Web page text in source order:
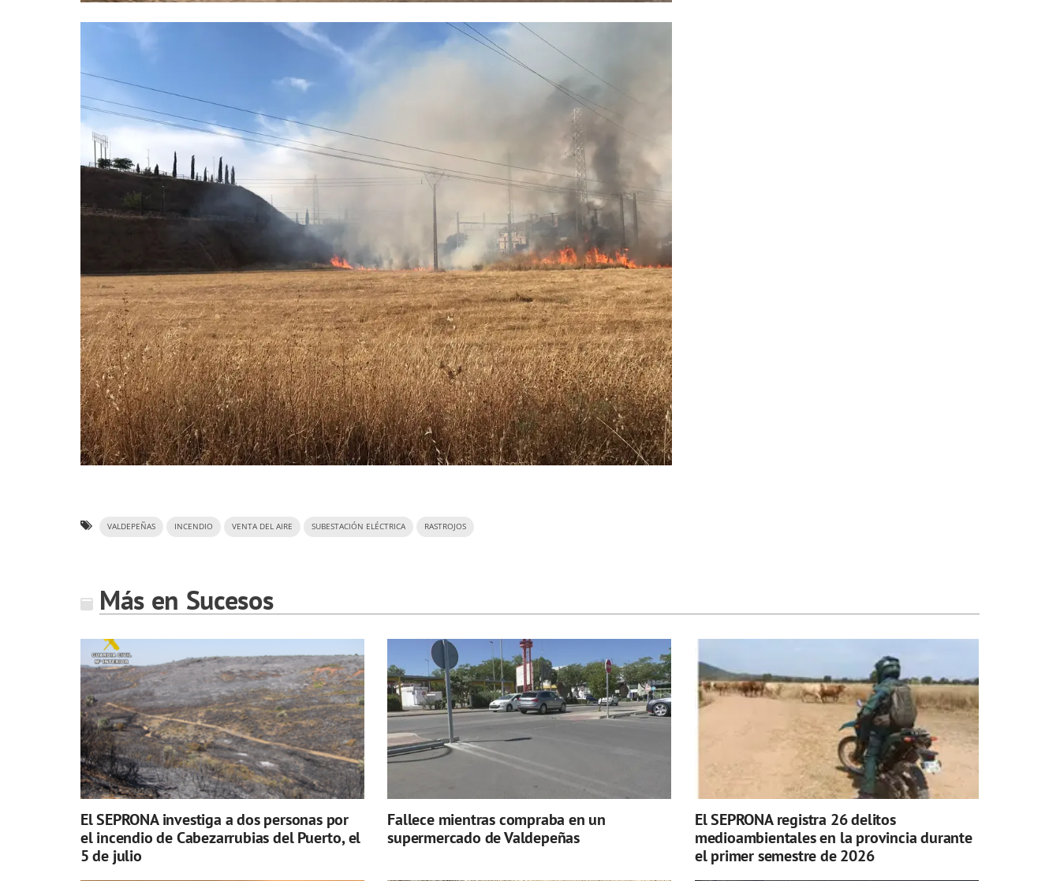
VALDEPEÑAS INCENDIO VENTA DEL AIRE SUBESTACIÓN ELÉCTRICA RASTROJOS
Más en Sucesos
El SEPRONA investiga a dos personas por
el incendio de Cabezarrubias del Puerto, el
5 de julio
Fallece mientras compraba en un
supermercado de Valdepeñas
El SEPRONA registra 26 delitos
medioambientales en la provincia durante
el primer semestre de 2026